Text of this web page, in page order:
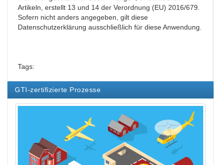
Artikeln, erstellt 13 und 14 der Verordnung (EU) 2016/679.
Sofern nicht anders angegeben, gilt diese
Datenschutzerklärung ausschließlich für diese Anwendung.
Tags:
GTI-zertifizierte Prozesse